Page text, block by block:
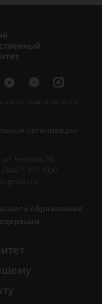
с хештегом #ЮГУ
организации
Чехова, 16
377-000
образования